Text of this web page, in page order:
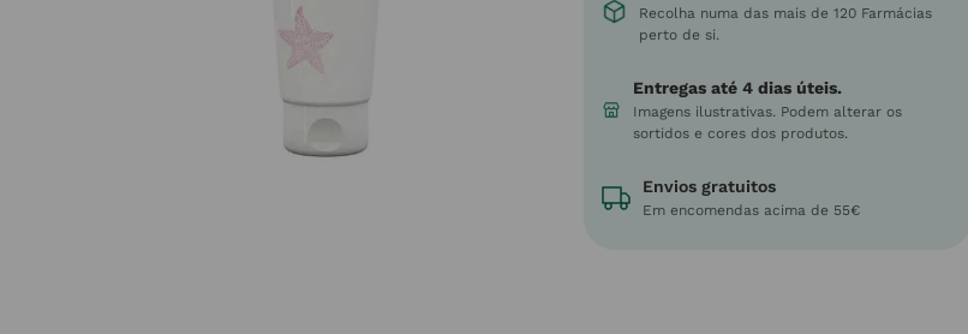
Recolha numa das mais de 120 Farmácias
perto de si.
Entregas até 4 dias úteis.
Imagens ilustrativas. Podem alterar os
sortidos e cores dos produtos.
Envios gratuitos
Em encomendas acima de 55€